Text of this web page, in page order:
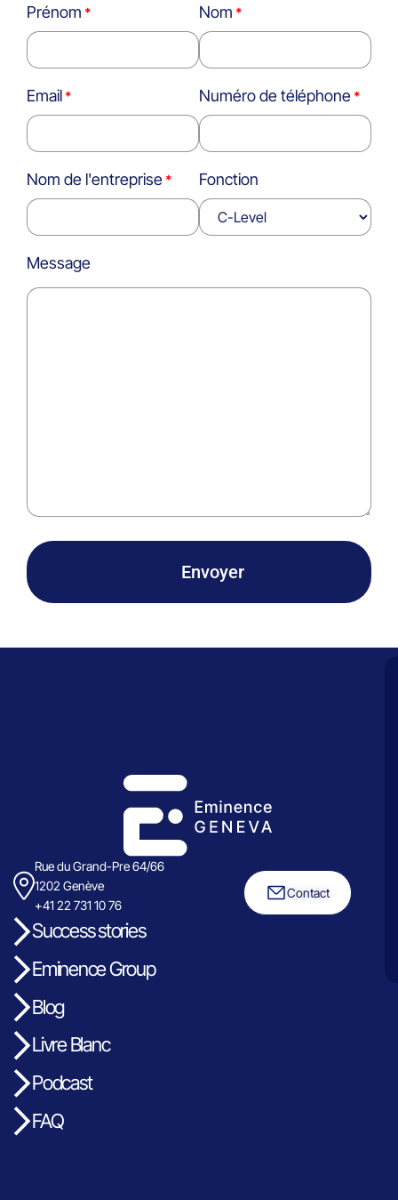
Prénom Nom
Email Numéro de téléphone
Nom de l'entreprise Fonction
Message
Envoyer
Rue du Grand-Pre 64/66
1202 Genève
+41 22 731 10 76
Contact
Success stories
Eminence Group
Blog
Livre Blanc
Podcast
FAQ